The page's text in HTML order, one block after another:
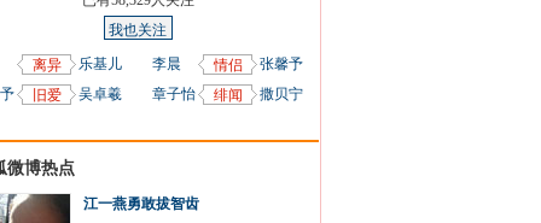
我也关注
离异
乐基儿
旧爱 吴卓羲
李晨 情侣
张馨予
章子怡
绯闻 撒贝宁
微博热点
江一燕勇敢拔智齿